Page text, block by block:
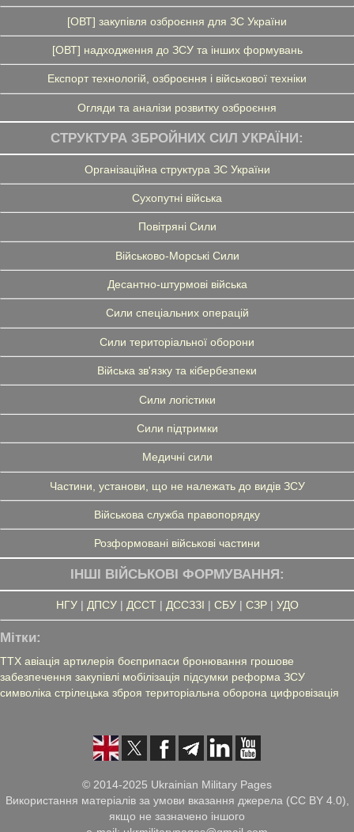
[ОВТ] закупівля озброєння для ЗС України
[ОВТ] надходження до ЗСУ та інших формувань
Експорт технологій, озброєння і військової техніки
Огляди та аналізи розвитку озброєння
СТРУКТУРА ЗБРОЙНИХ СИЛ УКРАЇНИ:
Організаційна структура ЗС України
Сухопутні війська
Повітряні Сили
Військово-Морські Сили
Десантно-штурмові війська
Сили спеціальних операцій
Сили територіальної оборони
Війська зв'язку та кібербезпеки
Сили логістики
Сили підтримки
Медичні сили
Частини, установи, що не належать до видів ЗСУ
Військова служба правопорядку
Розформовані військові частини
ІНШІ ВІЙСЬКОВІ ФОРМУВАННЯ:
НГУ| ДПСУ| ДССТ| ДССЗЗІ | СБУ| СЗР| УДО
Мітки:
ТТХ авіація артилерія боєприпаси бронювання грошове
забезпечення закупівлі мобілізація підсумки реформа ЗСУ
символіка стрілецька зброя територіальна оборона цифровізація
© 2014-2025 Ukrainian Military Pages
Використання матеріалів за умови вказання джерела (CC BY 4.0),
якщо не зазначено іншого